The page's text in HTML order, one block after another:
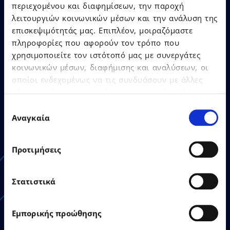
περιεχομένου και διαφημίσεων, την παροχή
λειτουργιών κοινωνικών μέσων και την ανάλυση της
επισκεψιμότητάς μας. Επιπλέον, μοιραζόμαστε
πληροφορίες που αφορούν τον τρόπο που
χρησιμοποιείτε τον ιστότοπό μας με συνεργάτες
κοινωνικών μέσων, διαφήμισης και αναλύσεων, οι
οποίοι ενδεχομένως να τις συνδυάσουν με άλλες
σας χρήση των υπηρεσιών τους.
συγκατάθεσης
Αναγκαία
Προτιμήσεις
Στατιστικά
Εμπορικής προώθησης
26.06.2026 Δελτία Τύπου
Η EPSILONNET εγκαινίασε το